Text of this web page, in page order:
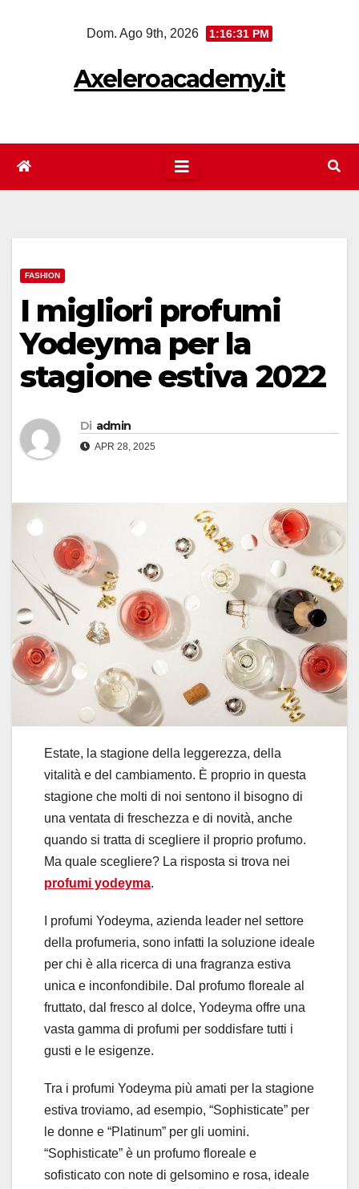
Dom. Ago 9th, 2026 1:16:31 PM
Axeleroacademy.it
FASHION
I migliori profumi
Yodeyma per la
stagione estiva 2022
Di admin
APR 28, 2025
Estate, la stagione della leggerezza, della
vitalità e del cambiamento. È proprio in questa
stagione che molti di noi sentono il bisogno di
una ventata di freschezza e di novità, anche
quando si tratta di scegliere il proprio profumo.
Ma quale scegliere? La risposta si trova nei
profumi yodeyma.
I profumi Yodeyma, azienda leader nel settore
della profumeria, sono infatti la soluzione ideale
per chi è alla ricerca di una fragranza estiva
unica e inconfondibile. Dal profumo floreale al
fruttato, dal fresco al dolce, Yodeyma offre una
vasta gamma di profumi per soddisfare tutti i
gusti e le esigenze.
Tra i profumi Yodeyma più amati per la stagione
estiva troviamo, ad esempio, “Sophisticate” per
le donne e “Platinum” per gli uomini.
“Sophisticate” è un profumo floreale e
sofisticato con note di gelsomino e rosa, ideale